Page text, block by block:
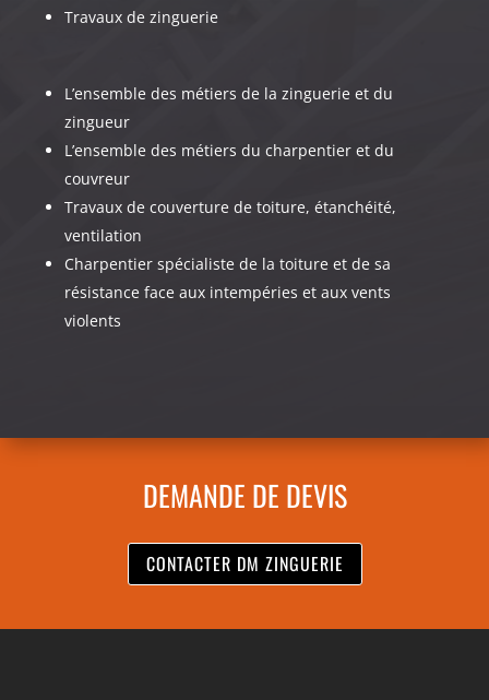
Travaux de zinguerie
L’ensemble des métiers de la zinguerie et du
zingueur
L’ensemble des métiers du charpentier et du
couvreur
Travaux de couverture de toiture, étanchéité,
ventilation
Charpentier spécialiste de la toiture et de sa
résistance face aux intempéries et aux vents
violents
DEMANDE DE DEVIS
CONTACTER DM ZINGUERIE